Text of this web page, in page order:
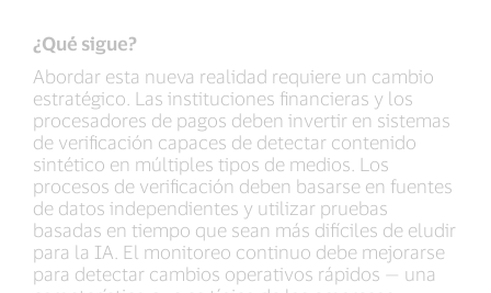
¿Qué sigue?
Abordar esta nueva realidad requiere un cambio
estratégico. Las instituciones financieras y los
procesadores de pagos deben invertir en sistemas
de verificación capaces de detectar contenido
sintético en múltiples tipos de medios. Los
procesos de verificación deben basarse en fuentes
de datos independientes y utilizar pruebas
basadas en tiempo que sean más difíciles de eludir
para la IA. El monitoreo continuo debe mejorarse
para detectar cambios operativos rápidos — una